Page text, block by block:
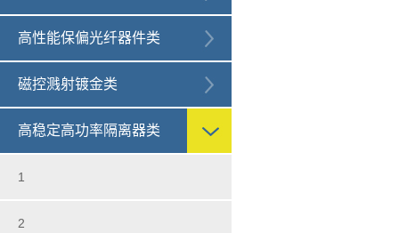
高性能保偏光纤器件类
磁控溅射镀金类
高稳定高功率隔离器类
1
2